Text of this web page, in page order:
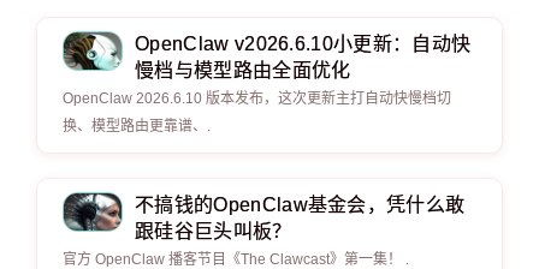
OpenClaw v2026.6.10小更新：自动快
慢档与模型路由全面优化
OpenClaw 2026.6.10 版本发布，这次更新主打自动快慢档切
换、模型路由更靠谱、.
不搞钱的OpenClaw基金会，凭什么敢
跟硅谷巨头叫板？
官方 OpenClaw 播客节目《The Clawcast》第一集！ .